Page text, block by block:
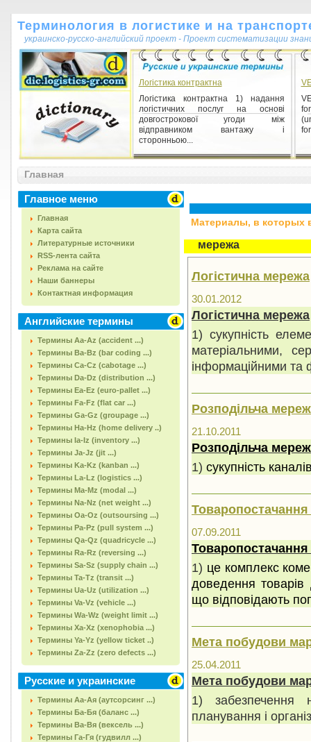
Терминология в логистике и на
украинско-русско-английский проект - Проект систематизации
Логістика контрактна
Логістика контрактна 1) надання
логістичних послуг на основі
довгострокової угоди між
відправником вантажу і
сторонньою...
Главная
Главное меню
Главная
Карта сайта
Литературные источники
RSS-лента сайта
Реклама на сайте
Наши баннеры
Контактная информация
Английские термины
Термины Aa-Az (accident ...)
Термины Ba-Bz (bar coding ...)
Термины Ca-Cz (cabotage ...)
Термины Da-Dz (distribution ...)
Термины Ea-Ez (euro-pallet ...)
Термины Fa-Fz (flat car ...)
Термины Ga-Gz (groupage ...)
Термины Ha-Hz (home delivery ..)
Термины Ia-Iz (inventory ...)
Термины Ja-Jz (jit ...)
Термины Ka-Kz (kanban ...)
Термины La-Lz (logistics ...)
Термины Ma-Mz (modal ...)
Термины Na-Nz (net weight ...)
Термины Oa-Oz (outsoursing ...)
Термины Pa-Pz (pull system ...)
Термины Qa-Qz (quadricycle ...)
Термины Ra-Rz (reversing ...)
Термины Sa-Sz (supply chain ...)
Термины Ta-Tz (transit ...)
Термины Ua-Uz (utilization ...)
Термины Va-Vz (vehicle ...)
Термины Wa-Wz (weight limit ...)
Термины Xa-Xz (xenophobia ...)
Термины Ya-Yz (yellow ticket ..)
Термины Za-Zz (zero defects ...)
Русские и украинские
Термины Аа-Ая (аутсорсинг ...)
Термины Ба-Бя (баланс ...)
Термины Ва-Вя (вексель ...)
Термины Га-Гя (гудвилл ...)
Материалы, в которых
мережа
Логістична мережа
30.01.2012
Логістична мережа
1) сукупність
матеріальними,
інформаційними та
Розподільча
21.10.2011
Розподільча
1) сукупність
Товаропостачання
07.09.2011
Товаропостачання
1) це комплекс
доведення товарів
що відповідають
Мета побудови
25.04.2011
Мета побудови
1) забезпечення
планування і